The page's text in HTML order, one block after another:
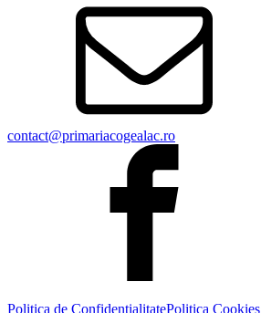
contact@primariacogealac.ro
Politica de ConfidentialitatePolitica Cookies